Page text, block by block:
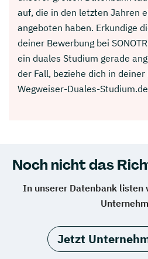
auf, die in den letzten Jahren
angeboten haben. Erkundige
deiner Bewerbung bei
ein duales Studium gerade
der Fall, beziehe dich in
Wegweiser-Duales-
Noch nicht das
In unserer Datenbank
Jetzt